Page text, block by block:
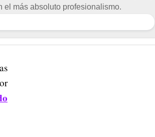
el más absoluto profesionalismo.